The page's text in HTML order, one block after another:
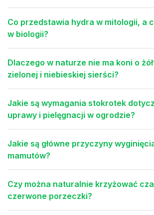
Co przedstawia hydra w mitologii, a
w biologii?
Dlaczego w naturze nie ma koni o
zielonej i niebieskiej sierści?
Jakie są wymagania stokrotek
uprawy i pielęgnacji w ogrodzie?
Jakie są główne przyczyny
mamutów?
Czy można naturalnie krzyżować
czerwone porzeczki?